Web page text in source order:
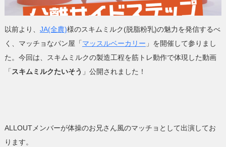
以前より、 JA(全農)様のスキムミルク(脱脂粉乳)の魅力を発信するべ
く、マッチョなパン屋「マッスルベーカリー 」を開催して参りまし
た。今回は、スキムミルクの製造工程を筋トレ動作で体現した動画
「スキムミルクたいそう 」公開されました！
ALLOUTメンバーが体操のお兄さん風のマッチョとして出演してお
ります。